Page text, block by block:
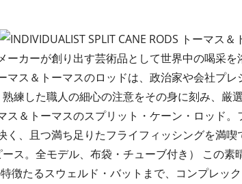
トーマス
ーカーが創り出す芸術品として世界中の喝采
マス＆トーマスのロッドは、政治家や会社プ
練した職人の細心の注意をその身に刻み、厳
ス＆トーマスのスプリット・ケーン・ロッド
く、且つ満ち足りたフライフィッシングを満
ス。全モデル、布袋・チューブ付き） この
徴たるスウェルド・バットまで、コンプレッ